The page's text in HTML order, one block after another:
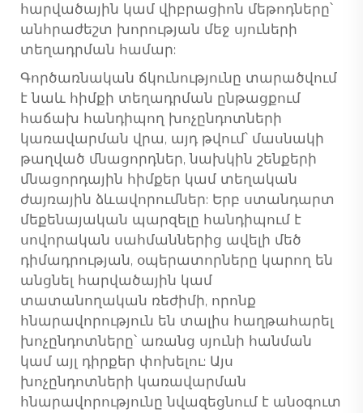
հարվածային կամ վիբրացիոն մեթոդները՝
անհրաժեշտ խորության մեջ սյուների
տեղադրման համար:
Գործառնական ճկունությունը տարածվում
է նաև հիմքի տեղադրման ընթացքում
հաճախ հանդիպող խոչընդոտների
կառավարման վրա, այդ թվում՝ մասնակի
թաղված մնացորդներ, նախկին շենքերի
մնացորդային հիմքեր կամ տեղական
ժայռային ձևավորումներ: Երբ ստանդարտ
մեքենայական պարզելը հանդիպում է
սովորական սահմաններից ավելի մեծ
դիմադրության, օպերատորները կարող են
անցնել հարվածային կամ
տատանողական ռեժիմի, որոնք
հնարավորություն են տալիս հաղթահարել
խոչընդոտները՝ առանց սյունի հանման
կամ այլ դիրքեր փոխելու: Այս
խոչընդոտների կառավարման
հնարավորությունը նվազեցնում է անօգուտ